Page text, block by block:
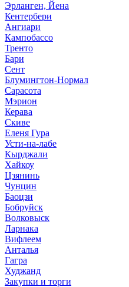
Эрланген, Йена
Кентербери
Ангиари
Кампобассо
Тренто
Бари
Сент
Блумингтон-Нормал
Сарасота
Мэрион
Керава
Скиве
Еленя Гура
Усти-на-лабе
Кырджали
Хайкоу
Цзянинь
Чунцин
Баоцзи
Бобруйск
Волковыск
Ларнака
Вифлеем
Анталья
Гагра
Худжанд
Закупки и торги